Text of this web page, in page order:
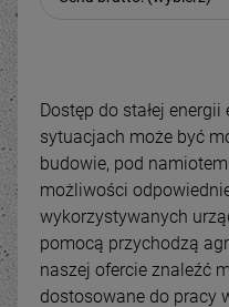
Dostęp do stałej
sytuacjach może być
budowie, pod
możliwości
wykorzystywanych
pomocą przychodzą
naszej ofercie znaleźć
dostosowane do pracy